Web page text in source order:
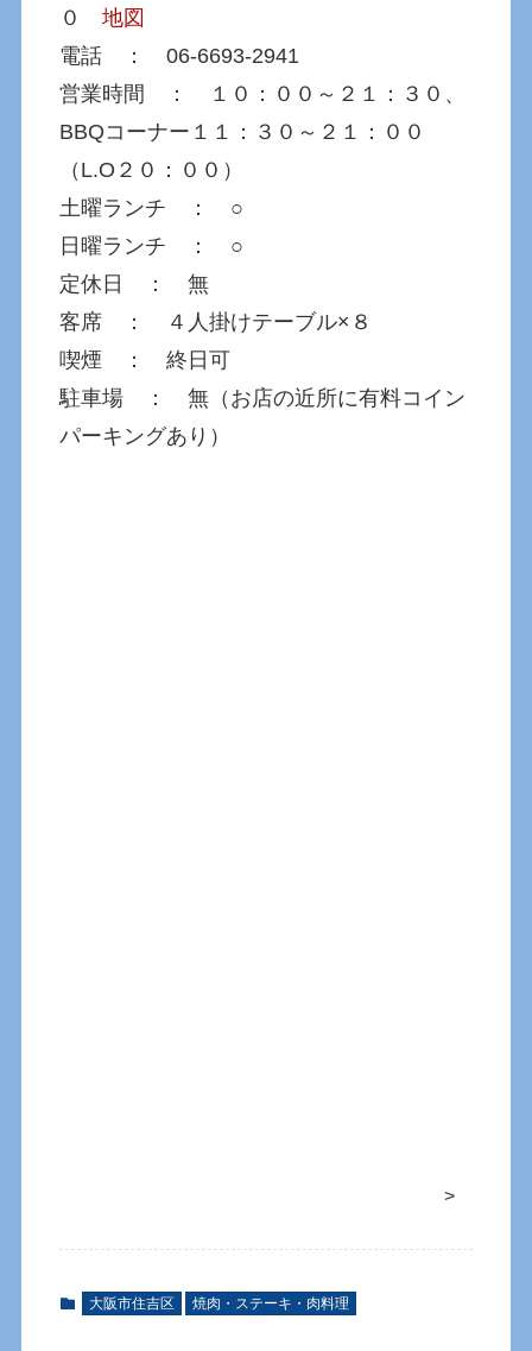
０地図
電話 ： 06-6693-2941
営業時間 ： １０：００～２１：３０、
BBQコーナー１１：３０～２１：００
（L.O２０：００）
土曜ランチ ： ○
日曜ランチ ： ○
定休日 ： 無
客席 ： ４人掛けテーブル×８
喫煙 ： 終日可
駐車場 ： 無（お店の近所に有料コイン
パーキングあり）
>
大阪市住吉区 焼肉・ステーキ・肉料理